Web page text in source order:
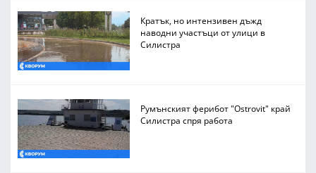
Кратък, но интензивен дъжд
наводни участъци от улици в
Силистра
Румънският ферибот "Ostrovit" край
Силистра спря работа